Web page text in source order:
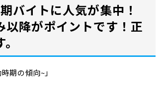
バイトに人気が集中！
以降がポイントです！正
期の傾向~」